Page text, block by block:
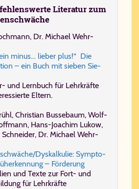
Li­te­ra­tur zum
Dr. Mi­cha­el Wehr­
mi­nus… lie­ber plus!“ Die
– ein Buch mit sie­ben Sie­
und Lern­buch für Lehr­kräf­te
El­tern.
Chris­ti­an Bus­se­baum, Wolf­
Hans-​Jo­a­chim Lu­kow,
Schnei­der, Dr. Mi­cha­el Wehr­
​Dys­kal­ku­lie: Symp­to­
– För­de­rung
und Tex­te zur Fort- und
für Lehr­kräf­te